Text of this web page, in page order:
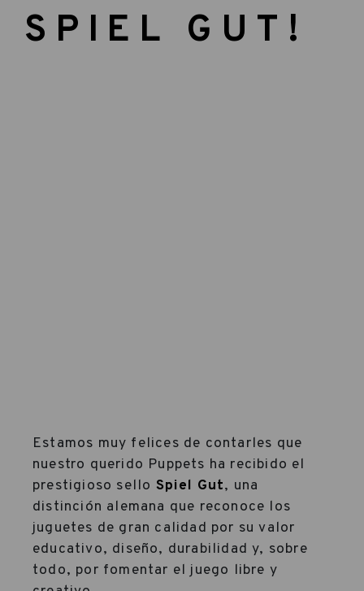
SPIEL GUT!
Estamos muy felices de contarles que
nuestro querido Puppets ha recibido el
prestigioso sello Spiel Gut, una
distinción alemana que reconoce los
juguetes de gran calidad por su valor
educativo, diseño, durabilidad y, sobre
todo, por fomentar el juego libre y